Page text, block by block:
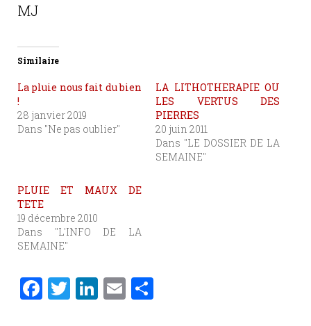
MJ
Similaire
La pluie nous fait du bien
!
28 janvier 2019
Dans "Ne pas oublier"
LA LITHOTHERAPIE OU
LES VERTUS DES
PIERRES
20 juin 2011
Dans "LE DOSSIER DE LA
SEMAINE"
PLUIE ET MAUX DE
TETE
19 décembre 2010
Dans "L'INFO DE LA
SEMAINE"
F T Li E